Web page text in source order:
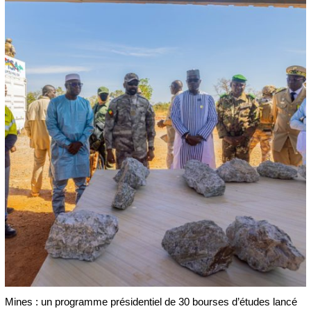
Mines : un programme présidentiel de 30 bourses d’études lancé